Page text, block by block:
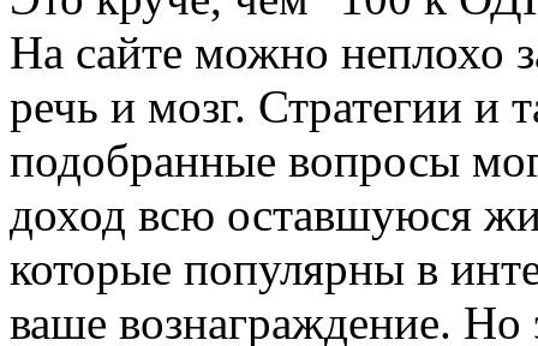
На сайте можно неплохо
речь и мозг. Стратегии и
подобранные вопросы
доход всю оставшуюся
которые популярны в
ваше вознаграждение. Но